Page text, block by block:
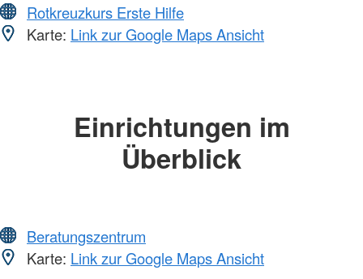
Rotkreuzkurs Erste Hilfe
Karte: Link zur Google Maps Ansicht
Einrichtungen im
Überblick
Beratungszentrum
Karte: Link zur Google Maps Ansicht